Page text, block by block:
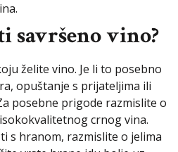
savršeno vino?
želite vino. Je li to posebno
opuštanje s prijateljima ili
posebne prigode razmislite o
crnog vina.
s hranom, razmislite o jelima